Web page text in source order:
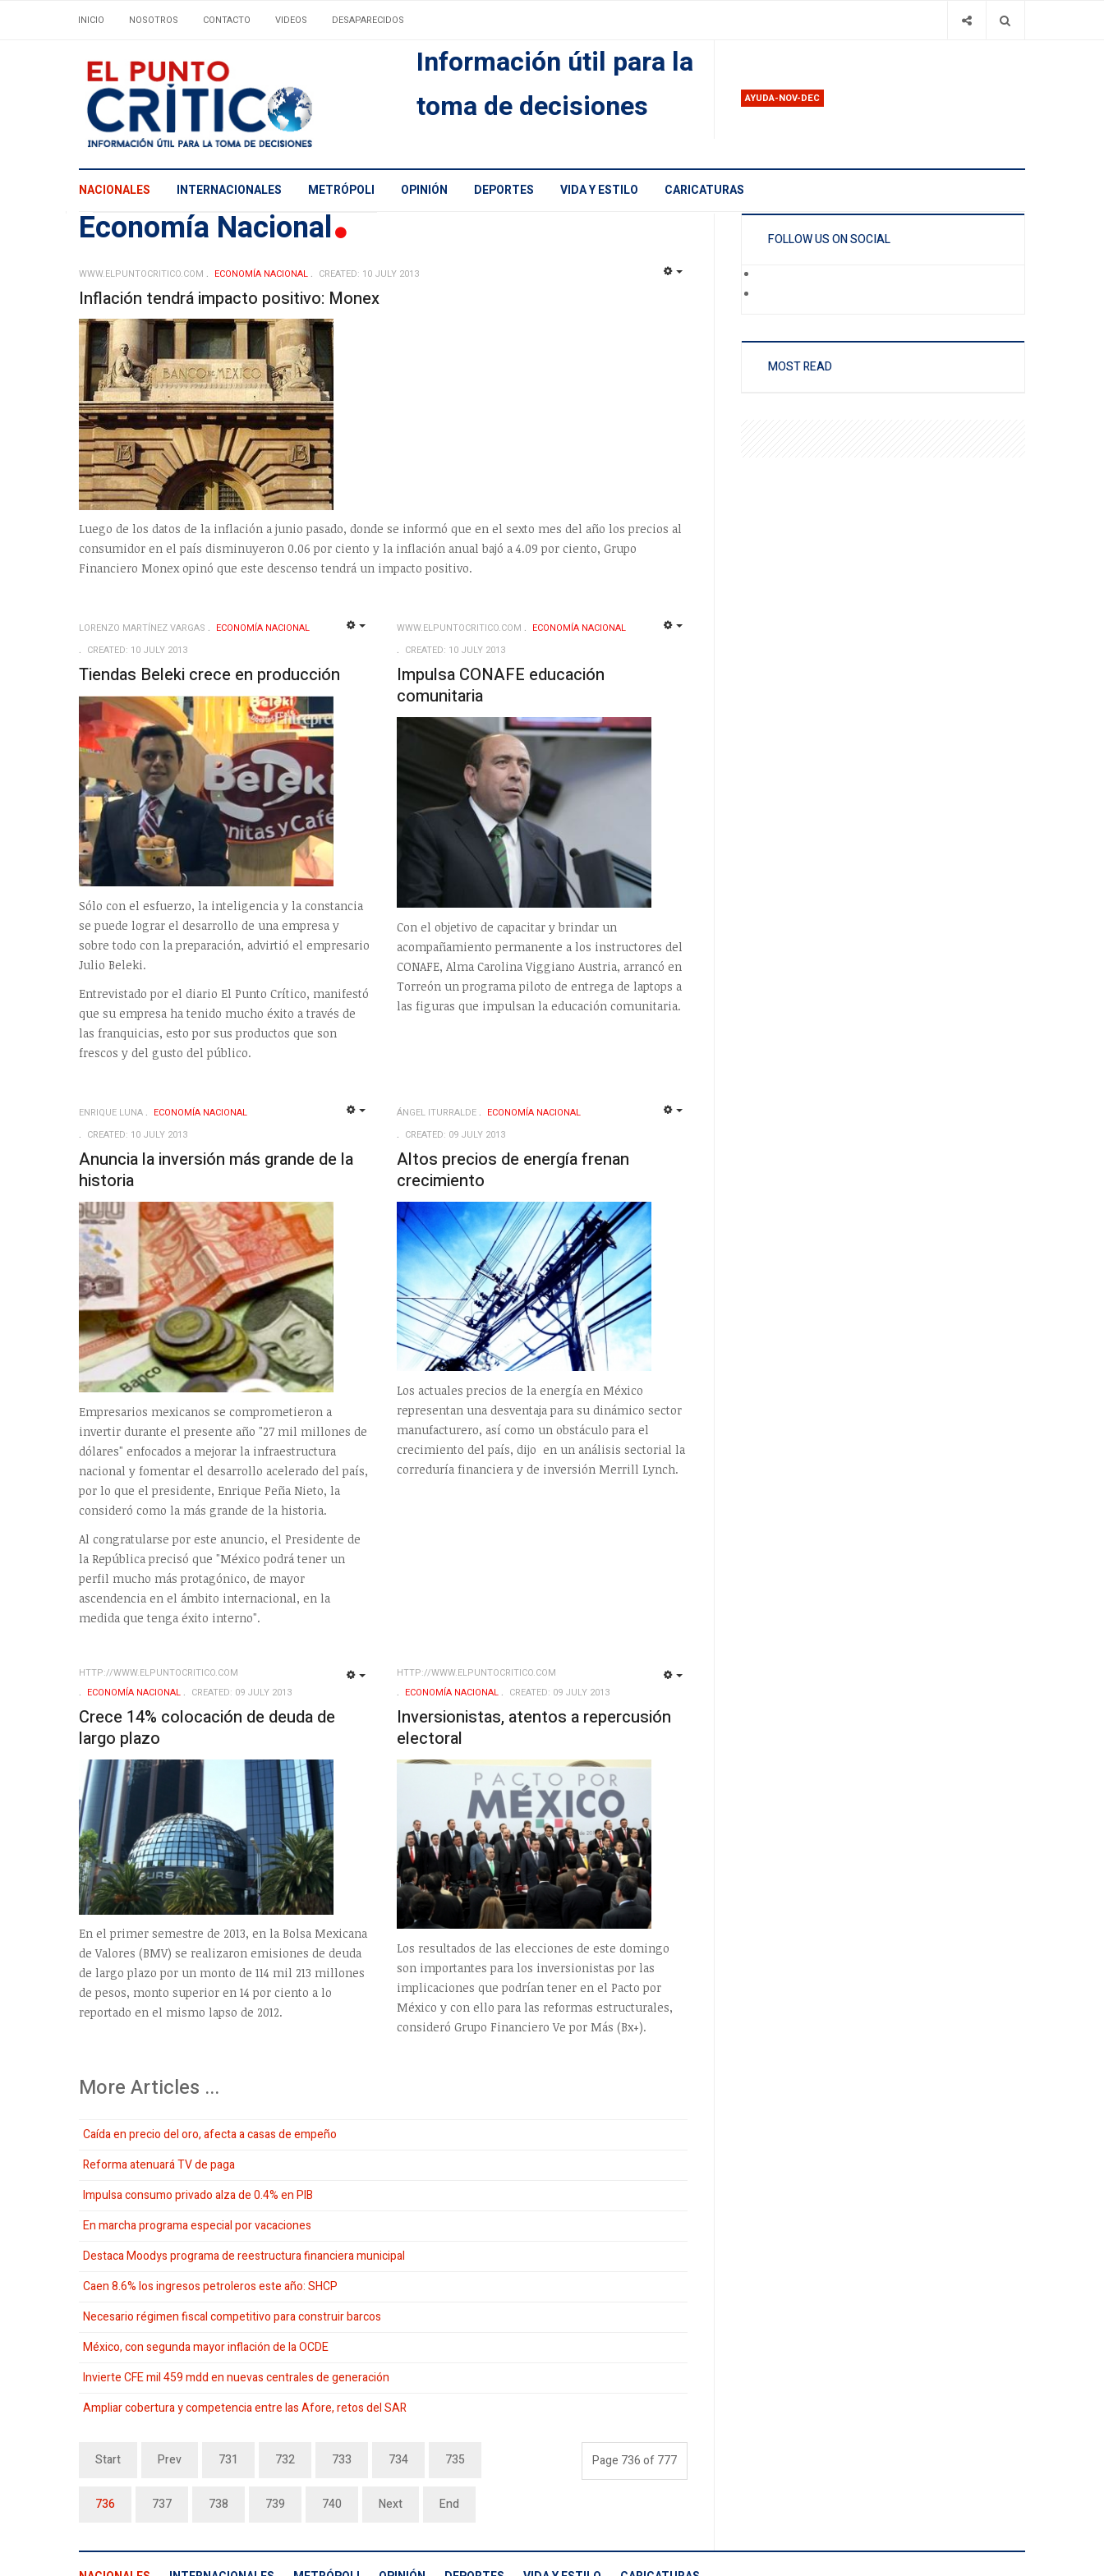
INICIO NOSOTROS CONTACTO VIDEOS DESAPARECIDOS
Información útil para la
toma de decisiones
AYUDA-NOV-DEC
NACIONALES INTERNACIONALES METRÓPOLI OPINIÓN DEPORTES VIDA Y ESTILO CARICATURAS
Economí­a Nacional
WWW.ELPUNTOCRITICO.COM ECONOMÍ­A NACIONAL CREATED: 10 JULY 2013
Inflación tendrá impacto positivo: Monex
Luego de los datos de la inflación a junio pasado, donde se informó que en el sexto mes del año los precios al
consumidor en el país disminuyeron 0.06 por ciento y la inflación anual bajó a 4.09 por ciento, Grupo
Financiero Monex opinó que este descenso tendrá un impacto positivo.
LORENZO MARTÍNEZ VARGAS
ECONOMÍ­A NACIONAL
CREATED: 10 JULY 2013
Tiendas Beleki crece en producción
Sólo con el esfuerzo, la inteligencia y la constancia
se puede lograr el desarrollo de una empresa y
sobre todo con la preparación, advirtió el empresario
Julio Beleki.
Entrevistado por el diario El Punto Crítico, manifestó
que su empresa ha tenido mucho éxito a través de
las franquicias, esto por sus productos que son
frescos y del gusto del público.
WWW.ELPUNTOCRITICO.COM
ECONOMÍ­A NACIONAL
CREATED: 10 JULY 2013
Impulsa CONAFE educación
comunitaria
Con el objetivo de capacitar y brindar un
acompañamiento permanente a los instructores del
CONAFE, Alma Carolina Viggiano Austria, arrancó en
Torreón un programa piloto de entrega de laptops a
las figuras que impulsan la educación comunitaria.
ENRIQUE LUNA
ECONOMÍ­A NACIONAL
CREATED: 10 JULY 2013
Anuncia la inversión más grande de la
historia
Empresarios mexicanos se comprometieron a
invertir durante el presente año "27 mil millones de
dólares" enfocados a mejorar la infraestructura
nacional y fomentar el desarrollo acelerado del país,
por lo que el presidente, Enrique Peña Nieto, la
consideró como la más grande de la historia.
Al congratularse por este anuncio, el Presidente de
la República precisó que "México podrá tener un
perfil mucho más protagónico, de mayor
ascendencia en el ámbito internacional, en la
medida que tenga éxito interno".
ÁNGEL ITURRALDE
ECONOMÍ­A NACIONAL
CREATED: 09 JULY 2013
Altos precios de energía frenan
crecimiento
Los actuales precios de la energía en México
representan una desventaja para su dinámico sector
manufacturero, así como un obstáculo para el
crecimiento del país, dijo en un análisis sectorial la
correduría financiera y de inversión Merrill Lynch.
HTTP://WWW.ELPUNTOCRITICO.COM
ECONOMÍ­A NACIONAL
CREATED: 09 JULY 2013
Crece 14% colocación de deuda de
largo plazo
En el primer semestre de 2013, en la Bolsa Mexicana
de Valores (BMV) se realizaron emisiones de deuda
de largo plazo por un monto de 114 mil 213 millones
de pesos, monto superior en 14 por ciento a lo
reportado en el mismo lapso de 2012.
HTTP://WWW.ELPUNTOCRITICO.COM
ECONOMÍ­A NACIONAL
CREATED: 09 JULY 2013
Inversionistas, atentos a repercusión
electoral
Los resultados de las elecciones de este domingo
son importantes para los inversionistas por las
implicaciones que podrían tener en el Pacto por
México y con ello para las reformas estructurales,
consideró Grupo Financiero Ve por Más (Bx+).
More Articles ...
Caída en precio del oro, afecta a casas de empeño
Reforma atenuará TV de paga
Impulsa consumo privado alza de 0.4% en PIB
En marcha programa especial por vacaciones
Destaca Moodys programa de reestructura financiera municipal
Caen 8.6% los ingresos petroleros este año: SHCP
Necesario régimen fiscal competitivo para construir barcos
México, con segunda mayor inflación de la OCDE
Invierte CFE mil 459 mdd en nuevas centrales de generación
Ampliar cobertura y competencia entre las Afore, retos del SAR
Page 736 of 777
Start Prev 731 732 733 734 735
736 737 738 739 740 Next End
FOLLOW US ON SOCIAL
MOST READ